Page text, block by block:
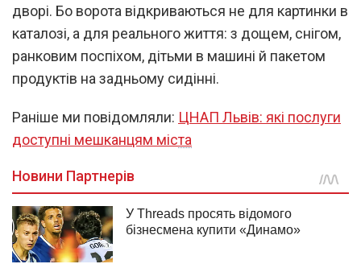
дворі. Бо ворота відкриваються не для картинки в
каталозі, а для реального життя: з дощем, снігом,
ранковим поспіхом, дітьми в машині й пакетом
продуктів на задньому сидінні.
Раніше ми повідомляли: ЦНАП Львів: які послуги
доступні мешканцям міста